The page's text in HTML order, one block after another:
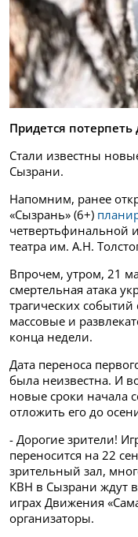
Придется потерпеть
Стали известны
Сызрани.
Напомним, ранее
«Сызрань» (6+)
четвертьфинальной
театра им. А.Н.
Впрочем, утром, 21
смертельная атака
трагических
массовые и
конца недели.
Дата переноса
была неизвестна. И
новые сроки начала
отложить его до
- Дорогие зрители!
переносится на 22
зрительный зал,
КВН в Сызрани ждут
играх Движения
организаторы.